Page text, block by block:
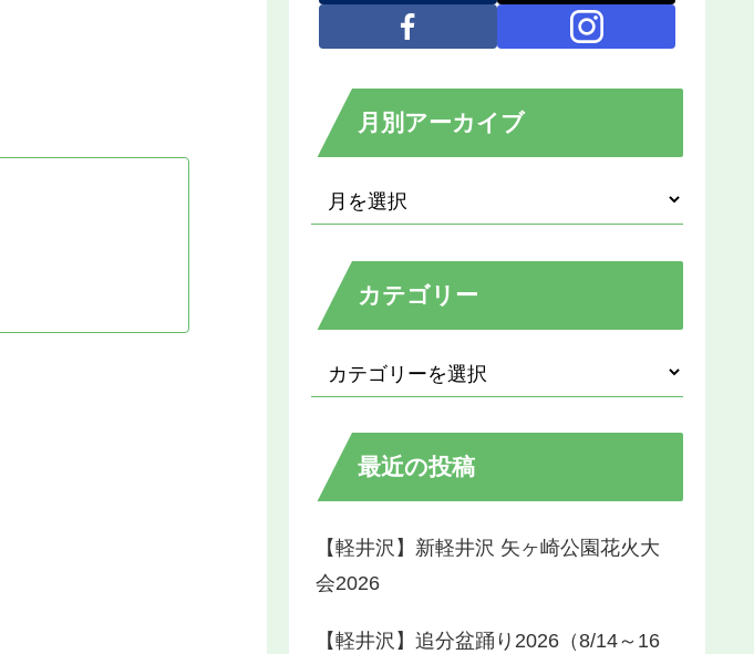
月別アーカイブ
カテゴリー
最近の投稿
【軽井沢】新軽井沢 矢ヶ崎公園花火大
会2026
【軽井沢】追分盆踊り2026（8/14～16